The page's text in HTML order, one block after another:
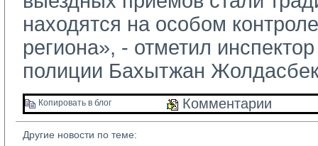
находятся на особом
региона», - отметил
полиции Бахытжан
Копировать в блог Комментарии
Другие новости по теме: